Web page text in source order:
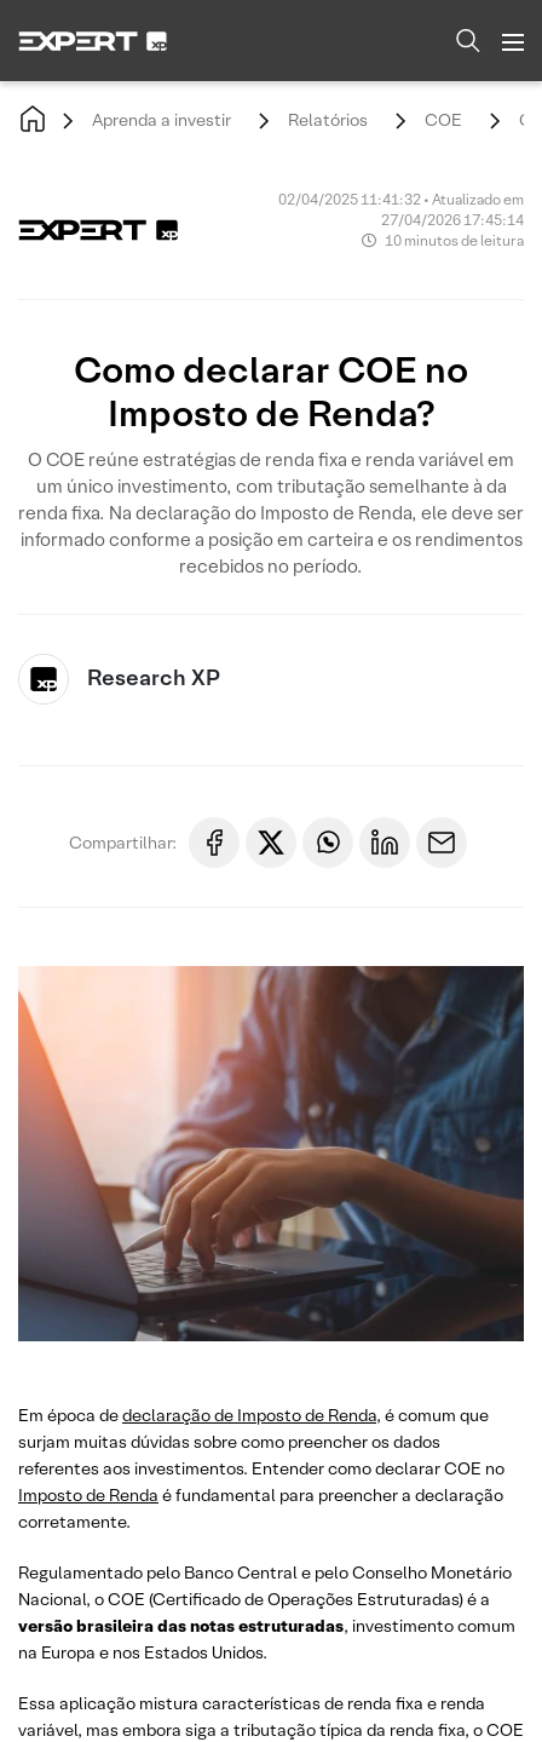
Aprenda a investir Relatórios COE
02/04/2025 11:41:32 • Atualizado em
27/04/2026 17:45:14
10 minutos de leitura
Como declarar COE no
Imposto de Renda?
O COE reúne estratégias de renda fixa e renda variável em
um único investimento, com tributação semelhante à da
renda fixa. Na declaração do Imposto de Renda, ele deve ser
informado conforme a posição em carteira e os rendimentos
recebidos no período.
Research XP
Compartilhar:
Em época dedeclaração de Imposto de Renda, é comum que
surjam muitas dúvidas sobre como preencher os dados
referentes aos investimentos. Entender como declarar COE no
Imposto de Renda é fundamental para preencher a declaração
corretamente.
Regulamentado pelo Banco Central e pelo Conselho Monetário
Nacional, o COE (Certificado de Operações Estruturadas) é a
versão brasileira das notas estruturadas, investimento comum
na Europa e nos Estados Unidos.
Essa aplicação mistura características de renda fixa e renda
variável, mas embora siga a tributação típica da renda fixa, o COE